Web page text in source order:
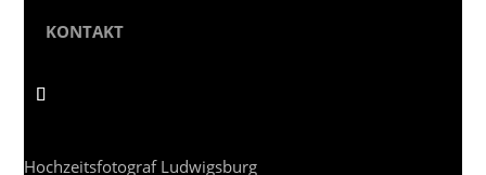
KONTAKT
Hochzeitsfotograf Ludwigsburg